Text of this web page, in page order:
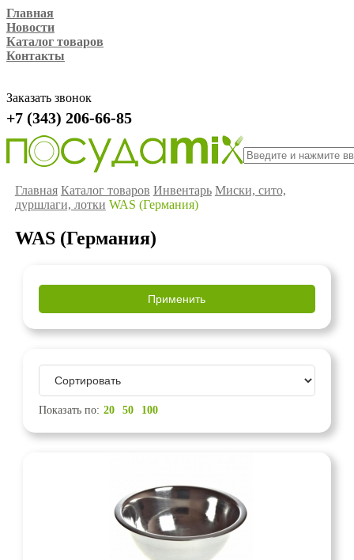
Главная
Новости
Каталог товаров
Контакты
Заказать звонок
+7 (343) 206-66-85
Главная Каталог товаров Инвентарь Миски, сито,
дуршлаги, лотки WAS (Германия)
WAS (Германия)
Показать по: 20 50 100